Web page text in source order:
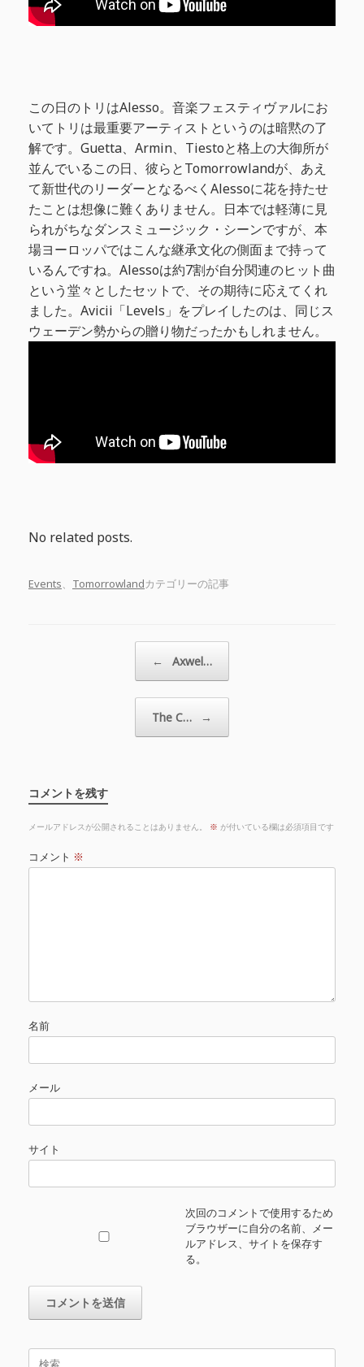
この日のトリはAlesso。音楽フェスティヴァルにお
いてトリは最重要アーティストというのは暗黙の了
解です。Guetta、Armin、Tiestoと格上の大御所が
並んでいるこの日、彼らとTomorrowlandが、あえ
て新世代のリーダーとなるべくAlessoに花を持たせ
たことは想像に難くありません。日本では軽薄に見
られがちなダンスミュージック・シーンですが、本
場ヨーロッパではこんな継承文化の側面まで持って
いるんですね。Alessoは約7割が自分関連のヒット曲
という堂々としたセットで、その期待に応えてくれ
ました。Avicii「Levels」をプレイしたのは、同じス
ウェーデン勢からの贈り物だったかもしれません。
No related posts.
Events、 Tomorrowlandカテゴリーの記事
← Axwel…
The C… →
コメントを残す
メールアドレスが公開されることはありません。 ※ が付いている欄は必須項目です
コメント ※
名前
メール
サイト
次回のコメントで使用するため
ブラウザーに自分の名前、メー
ルアドレス、サイトを保存す
る。
検